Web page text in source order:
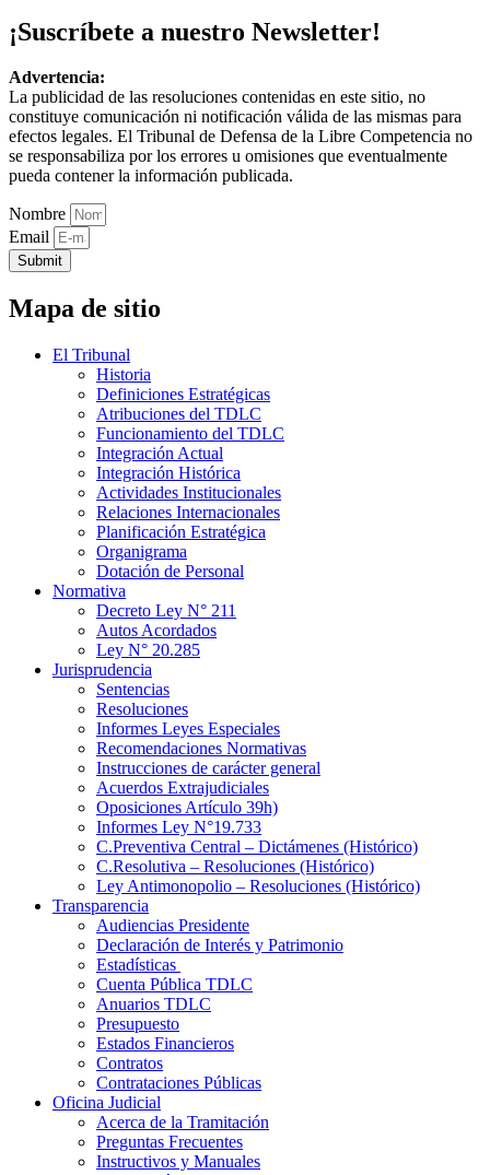
¡Suscríbete a nuestro Newsletter!
Advertencia:
La publicidad de las resoluciones contenidas en este sitio, no
constituye comunicación ni notificación válida de las mismas para
efectos legales. El Tribunal de Defensa de la Libre Competencia no
se responsabiliza por los errores u omisiones que eventualmente
pueda contener la información publicada.
Nombre
Email
Submit
Mapa de sitio
El Tribunal
Historia
Definiciones Estratégicas
Atribuciones del TDLC
Funcionamiento del TDLC
Integración Actual
Integración Histórica
Actividades Institucionales
Relaciones Internacionales
Planificación Estratégica
Organigrama
Dotación de Personal
Normativa
Decreto Ley N° 211
Autos Acordados
Ley N° 20.285
Jurisprudencia
Sentencias
Resoluciones
Informes Leyes Especiales
Recomendaciones Normativas
Instrucciones de carácter general
Acuerdos Extrajudiciales
Oposiciones Artículo 39h)
Informes Ley N°19.733
C.Preventiva Central – Dictámenes (Histórico)
C.Resolutiva – Resoluciones (Histórico)
Ley Antimonopolio – Resoluciones (Histórico)
Transparencia
Audiencias Presidente
Declaración de Interés y Patrimonio
Estadísticas
Cuenta Pública TDLC
Anuarios TDLC
Presupuesto
Estados Financieros
Contratos
Contrataciones Públicas
Oficina Judicial
Acerca de la Tramitación
Preguntas Frecuentes
Instructivos y Manuales